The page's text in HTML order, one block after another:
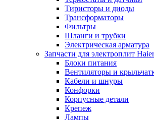
Тиристоры и диоды
Трансформаторы
Фильтры
Шланги и трубки
Электрическая арматура
Запчасти для электроплит Haier
Блоки питания
Вентиляторы и
Кабели и шнуры
Конфорки
Корпусные детали
Крепеж
Лампы